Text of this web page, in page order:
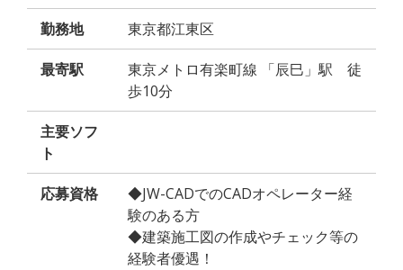
勤務地 東京都江東区
最寄駅
東京メトロ有楽町線 「辰巳」駅 徒
歩10分
主要ソフ
ト
応募資格
◆JW-CADでのCADオペレーター経
験のある方
◆建築施工図の作成やチェック等の
経験者優遇！